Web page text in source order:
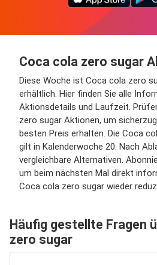
Coca cola zero sugar
Diese Woche ist Coca cola zero
erhältlich. Hier finden Sie alle
Aktionsdetails und Laufzeit.
zero sugar Aktionen, um
besten Preis erhalten. Die Coca
gilt in Kalenderwoche 20. Nach
vergleichbare Alternativen.
um beim nächsten Mal direkt
Coca cola zero sugar wieder
Häufig gestellte Fragen
zero sugar